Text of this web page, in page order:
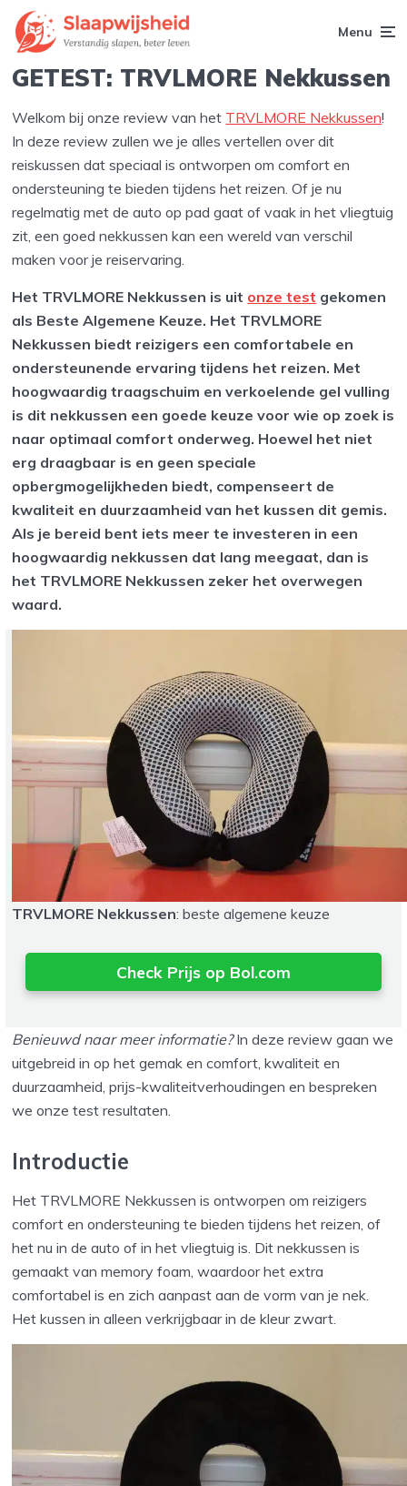
Menu
GETEST: TRVLMORE Nekkussen
Welkom bij onze review van het TRVLMORE Nekkussen!
In deze review zullen we je alles vertellen over dit
reiskussen dat speciaal is ontworpen om comfort en
ondersteuning te bieden tijdens het reizen. Of je nu
regelmatig met de auto op pad gaat of vaak in het vliegtuig
zit, een goed nekkussen kan een wereld van verschil
maken voor je reiservaring.
Het TRVLMORE Nekkussen is uit onze test gekomen
als Beste Algemene Keuze. Het TRVLMORE
Nekkussen biedt reizigers een comfortabele en
ondersteunende ervaring tijdens het reizen. Met
hoogwaardig traagschuim en verkoelende gel vulling
is dit nekkussen een goede keuze voor wie op zoek is
naar optimaal comfort onderweg. Hoewel het niet
erg draagbaar is en geen speciale
opbergmogelijkheden biedt, compenseert de
kwaliteit en duurzaamheid van het kussen dit gemis.
Als je bereid bent iets meer te investeren in een
hoogwaardig nekkussen dat lang meegaat, dan is
het TRVLMORE Nekkussen zeker het overwegen
waard.
TRVLMORE Nekkussen: beste algemene keuze
Check Prijs op Bol.com
Benieuwd naar meer informatie?In deze review gaan we
uitgebreid in op het gemak en comfort, kwaliteit en
duurzaamheid, prijs-kwaliteitverhoudingen en bespreken
we onze test resultaten.
Introductie
Het TRVLMORE Nekkussen is ontworpen om reizigers
comfort en ondersteuning te bieden tijdens het reizen, of
het nu in de auto of in het vliegtuig is. Dit nekkussen is
gemaakt van memory foam, waardoor het extra
comfortabel is en zich aanpast aan de vorm van je nek.
Het kussen in alleen verkrijgbaar in de kleur zwart.